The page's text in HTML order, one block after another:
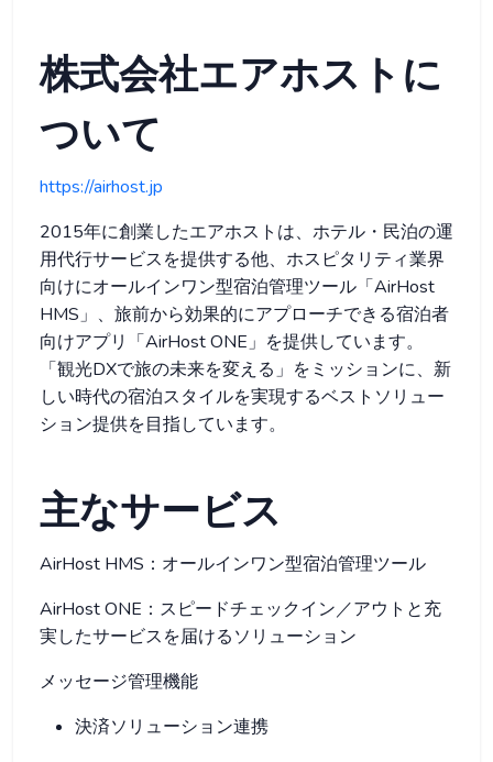
株式会社エアホストに
ついて
https://airhost.jp
2015年に創業したエアホストは、ホテル・民泊の運
用代行サービスを提供する他、ホスピタリティ業界
向けにオールインワン型宿泊管理ツール「AirHost
HMS」、旅前から効果的にアプローチできる宿泊者
向けアプリ「AirHost ONE」を提供しています。
「観光DXで旅の未来を変える」をミッションに、新
しい時代の宿泊スタイルを実現するベストソリュー
ション提供を目指しています。
主なサービス
AirHost HMS：オールインワン型宿泊管理ツール
AirHost ONE：スピードチェックイン／アウトと充
実したサービスを届けるソリューション
メッセージ管理機能
決済ソリューション連携